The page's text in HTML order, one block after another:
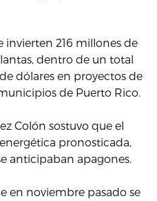
invierten 216 millones de
dentro de un total
dólares en proyectos de
de Puerto Rico.
Colón sostuvo que el
pronosticada,
anticipaban apagones.
en noviembre pasado se